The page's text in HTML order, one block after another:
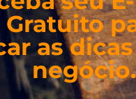
Gratuito
as
negócio.